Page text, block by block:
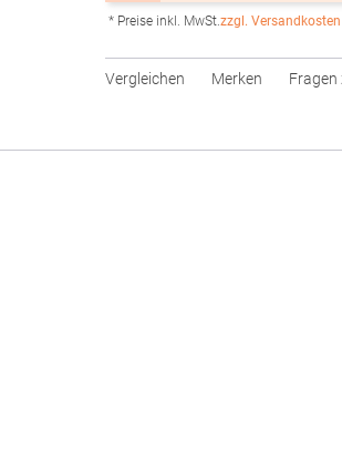
* Preise inkl. MwSt.zzgl. Versandkosten
Vergleichen Merken Fragen